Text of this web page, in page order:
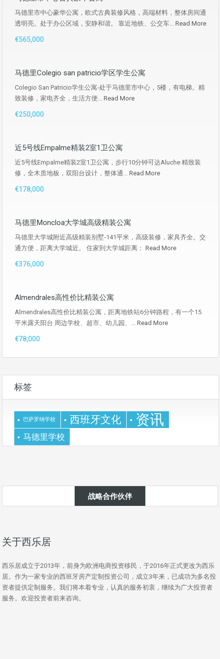
马德里市中心豪华公寓，欧式古典装修风格，高端材料，整体房间通
透明亮。处于办公区域，安静和谐。 靠近地铁、公交车... Read More
€565,000
马德里Colegio san patricio学区学生公寓
Colegio San Patricio学生公寓-处于马德里市中心，5楼，有电梯。精
致装修，家电齐全，生活方便... Read More
€250,000
近5号线Empalme精装2室1卫公寓
近5号线Empalme精装2室1卫公寓，步行10分钟可达Aluche 精致装
修，全木质地板，双阳台设计，整体通... Read More
€178,000
马德里Moncloa大学城高级精装公寓
马德里大学城附近高级精装别墅-141平米，高级装修，家具齐全。交
通方便，距离大学城近。 住家到大学城距离： Read More
€376,000
Almendrales高性价比精装公寓
Almendrales高性价比精装公寓，距离地铁站6分钟路程，有一个15
平米露天阳台 周边学校、超市、幼儿园、... Read More
€78,000
标签
巴萨罗纳学校 西班牙文化 资讯
马德里学校
战略合作伙伴
关于西乐居
西乐居成立于2013年，前身为欧洲电商投资移民，于2016年正式更改为西乐
居。作为一家专业的西班牙房产定制投资公司，成立3年来，已成功为多名投
资者提供定制服务。我们将本着专业，认真的服务初衷，继续为广大投资者
服务。欢迎投资者前来咨询。